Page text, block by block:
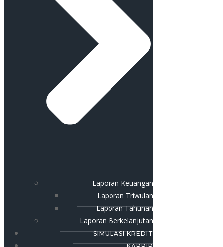
Laporan Keuangan
Laporan Triwulan
Laporan Tahunan
Laporan Berkelanjutan
SIMULASI KREDIT